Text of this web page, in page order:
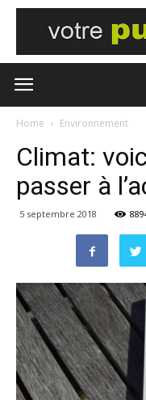
Home Environnement
Climat:
passer à
5 septembre 2018